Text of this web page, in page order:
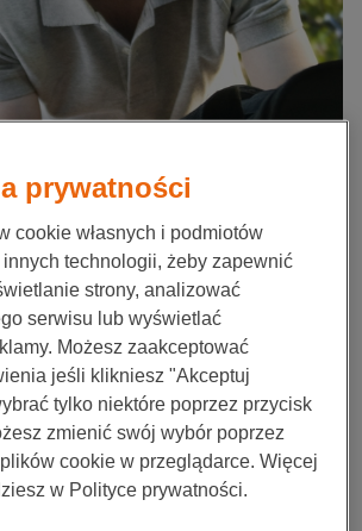
prywatności
cookie własnych i podmiotów
technologii, żeby zapewnić
strony, analizować
serwisu lub wyświetlać
Możesz zaakceptować
jeśli klikniesz "Akceptuj
tylko niektóre poprzez przycisk
zmienić swój wybór poprzez
cookie w przeglądarce. Więcej
w Polityce prywatności.